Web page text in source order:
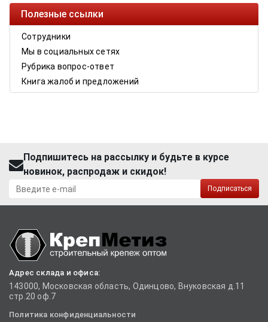
Полезные ссылки
Сотрудники
Мы в социальных сетях
Рубрика вопрос-ответ
Книга жалоб и предложений
Подпишитесь на рассылку и будьте в курсе
новинок, распродаж и скидок!
Подписаться
Адрес склада и офиса:
143000, Московская область, Одинцово, Внуковская д.11
стр.20 оф.7
Политика конфиденциальности